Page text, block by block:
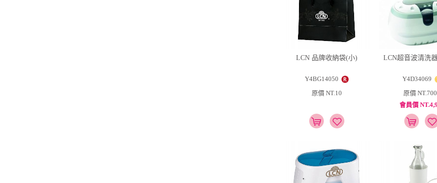
LCN 品牌收納袋(小)
Y4BG14050
原價 NT.10
LCN超音波清洗
Y4D34069
原價
會員價